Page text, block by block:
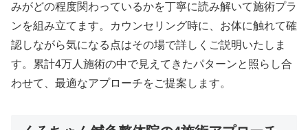
みがどの程度関わっているかを丁寧に読み解いて施術プラ
ンを組み立てます。カウンセリング時に、お体に触れて確
認しながら気になる点はその場で詳しくご説明いたしま
す。累計4万人施術の中で見えてきたパターンと照らし合
わせて、最適なアプローチをご提案します。